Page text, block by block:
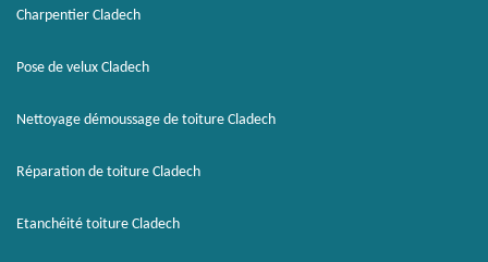
Charpentier Cladech
Pose de velux Cladech
Nettoyage démoussage de toiture Cladech
Réparation de toiture Cladech
Etanchéité toiture Cladech